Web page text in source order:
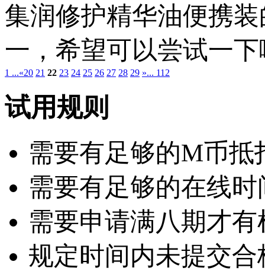
集润修护精华油便携
一，希望可以尝试一
1 ...«20 21 22 23 24 25 26 27 28 29 »... 112
试用规则
需要有足够的M币抵
需要有足够的在线
需要申请满八期才
规定时间内未提交